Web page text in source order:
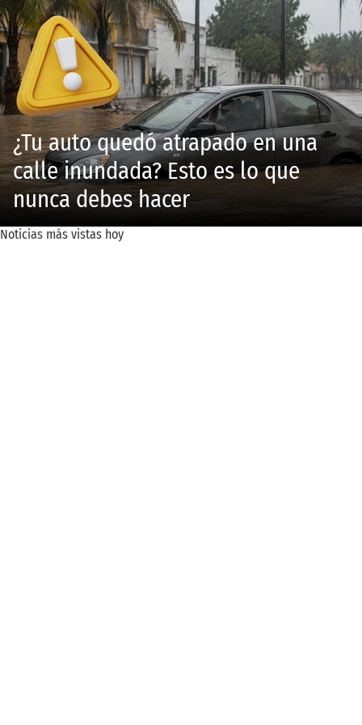
¿Tu auto quedó atrapado en una
calle inundada? Esto es lo que
nunca debes hacer
Noticias más vistas hoy